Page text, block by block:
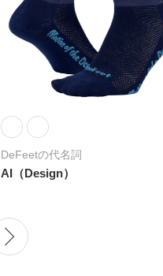
DeFeetの代名詞
AI（Design）